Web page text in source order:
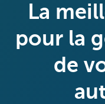
La
pour la
de